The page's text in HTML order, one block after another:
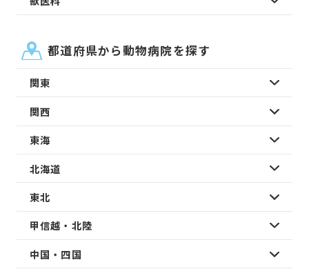
都道府県から動物病院を探す
関東
関西
東海
北海道
東北
甲信越・北陸
中国・四国